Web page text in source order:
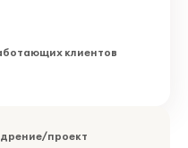
клиентов
проект